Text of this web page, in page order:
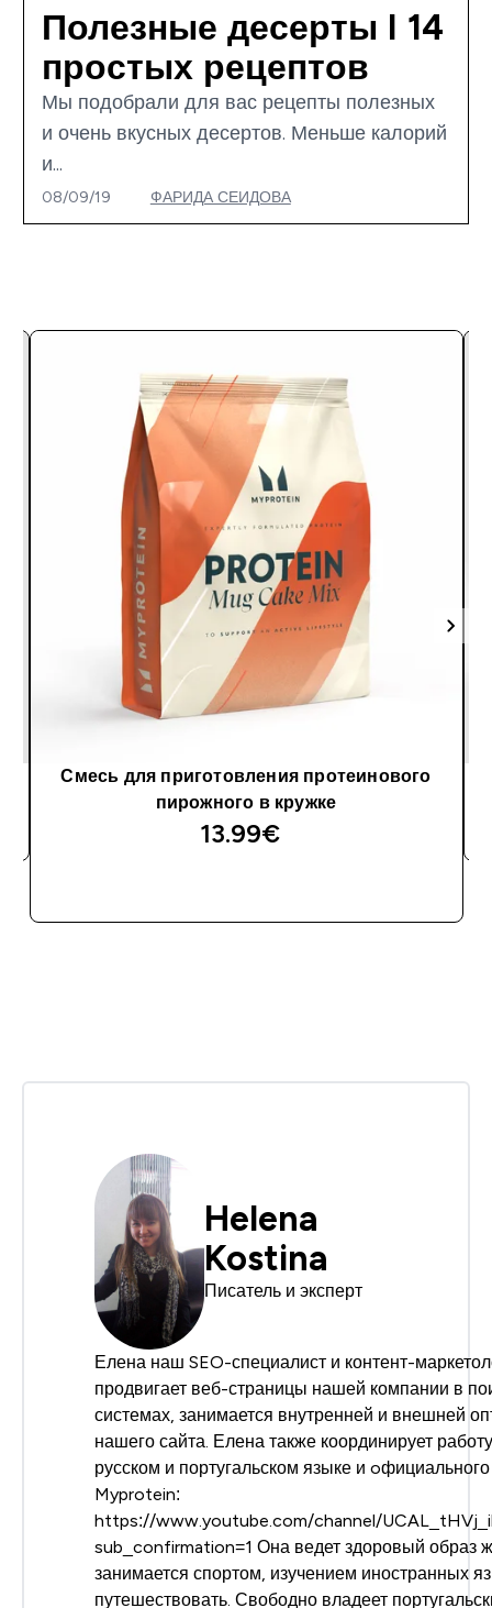
Полезные десерты I 14
простых рецептов
Мы подобрали для вас рецепты полезных
и очень вкусных десертов. Меньше калорий
и...
08/09/19 ФАРИДА СЕИДОВА
Смесь для приготовления протеинового
пирожного в кружке
13.99€‎
Helena
Kostina
Писатель и эксперт
Елена наш SEO-специалист и контент-
продвигает веб-страницы нашей компании в
системах, занимается внутренней и внешней
нашего сайта. Елена также координирует
русском и португальском языке и
Myprotein:
https://www.youtube.com/channel/
sub_confirmation=1 Она ведет здоровый образ
занимается спортом, изучением иностранных
путешествовать. Свободно владеет